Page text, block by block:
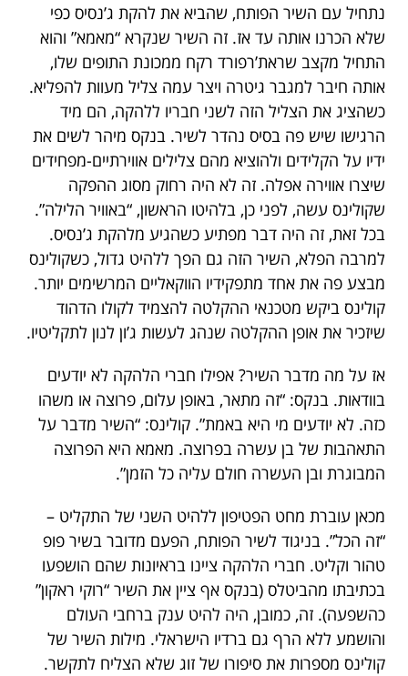
נתחיל עם השיר הפותח, שהביא את להקת ג’נסיס כפי
שלא הכרנו אותה עד אז. זה השיר שנקרא “מאמא” והוא
התחיל מקצב שראת’רפורד רקח ממכונת התופים שלו,
אותה חיבר למגבר גיטרה ויצר עמה צליל מעוות להפליא.
כשהציג את הצליל הזה לשני חבריו ללהקה, הם מיד
הרגישו שיש פה בסיס נהדר לשיר. בנקס מיהר לשים את
ידיו על הקלידים ולהוציא מהם צלילים אווירתיים-מפחידים
שיצרו אווירה אפלה. זה לא היה רחוק מסוג ההפקה
שקולינס עשה, לפני כן, בלהיטו הראשון, “באוויר הלילה”.
בכל זאת, זה היה דבר מפתיע כשהגיע מלהקת ג’נסיס.
למרבה הפלא, השיר הזה גם הפך ללהיט גדול, כשקולינס
מבצע פה את אחד מתפקידיו הווקאליים המרשימים יותר.
קולינס ביקש מטכנאי ההקלטה להצמיד לקולו הדהוד
שיזכיר את אופן ההקלטה שנהג לעשות ג’ון לנון לתקליטיו.
אז על מה מדבר השיר? אפילו חברי הלהקה לא יודעים
בוודאות. בנקס: “זה מתאר, באופן עלום, פרוצה או משהו
כזה. לא יודעים מי היא באמת”. קולינס: “השיר מדבר על
התאהבות של בן עשרה בפרוצה. מאמא היא הפרוצה
המבוגרת ובן העשרה חולם עליה כל הזמן”.
מכאן עוברת מחט הפטיפון ללהיט השני של התקליט –
“זה הכל”. בניגוד לשיר הפותח, הפעם מדובר בשיר פופ
טהור וקליט. חברי הלהקה ציינו בראיונות שהם הושפעו
בכתיבתו מהביטלס (בנקס אף ציין את השיר “רוקי ראקון”
כהשפעה). זה, כמובן, היה להיט ענק ברחבי העולם
והושמע ללא הרף גם ברדיו הישראלי. מילות השיר של
קולינס מספרות את סיפורו של זוג שלא הצליח לתקשר.